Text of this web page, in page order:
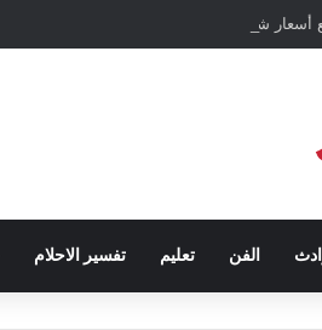
أسعار شرائح الكهرباء … وزارة التموين توجه
الفن تعليم تفسير الاحلام